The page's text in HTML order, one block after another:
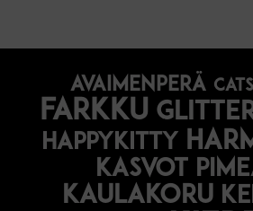
avaimenperä
farkku
happykitty
Kasvot
kaulakoru